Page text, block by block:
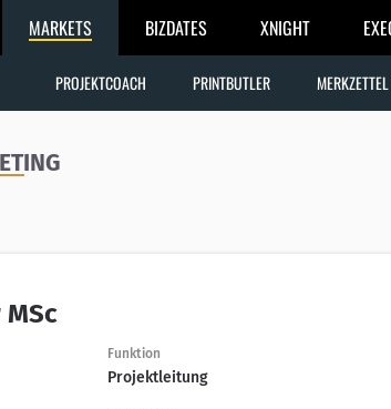
MARKETS BIZDATES XNIGHT
PROJEKTCOACH PRINTBUTLER MERKZETTEL
Funktion
Projektleitung